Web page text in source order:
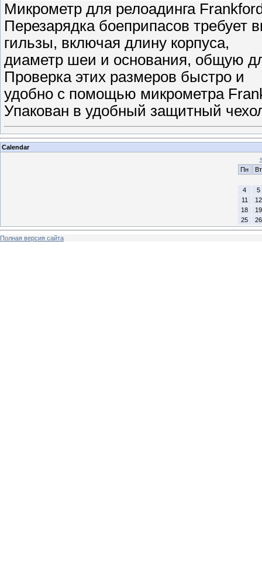
Микрометр для релоадинга
Перезарядка боеприпасов
гильзы, включая длину корпуса,
диаметр шеи и основания, общую
Проверка этих размеров быстро и
удобно с помощью микрометра
Упакован в удобный защитный
Calendar
Пн
Вт
4
5
11
12
18
19
25
26
Полная версия сайта